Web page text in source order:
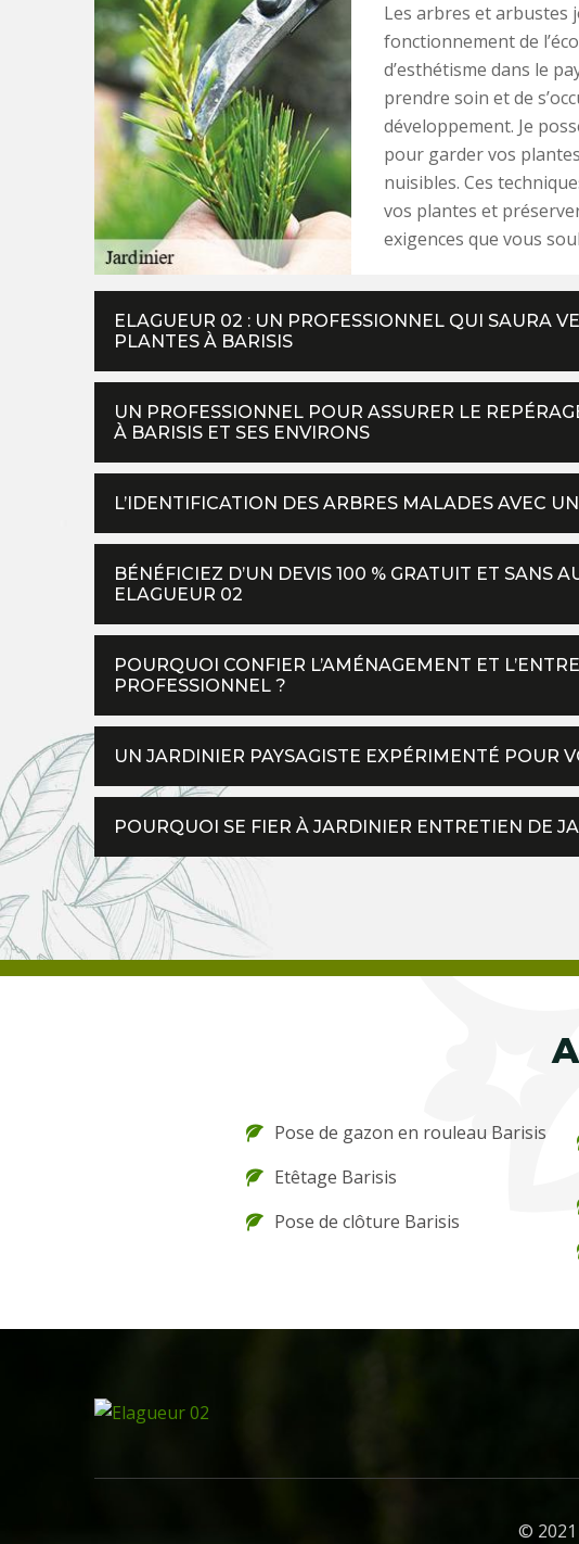
Les arbres et arbustes
fonctionnement de
d’esthétisme dans le
prendre soin et de
développement. Je
pour garder vos
nuisibles. Ces
vos plantes et
exigences que vous
ELAGUEUR 02 : UN PROFESSIONNEL QUI SAURA
PLANTES À BARISIS
UN PROFESSIONNEL POUR ASSURER LE
À BARISIS ET SES ENVIRONS
L’IDENTIFICATION DES ARBRES MALADES AVEC
BÉNÉFICIEZ D’UN DEVIS 100 % GRATUIT ET SANS
ELAGUEUR 02
POURQUOI CONFIER L’AMÉNAGEMENT ET
PROFESSIONNEL ?
UN JARDINIER PAYSAGISTE EXPÉRIMENTÉ POUR
POURQUOI SE FIER À JARDINIER ENTRETIEN DE
Pose de gazon en rouleau Barisis
Etêtage Barisis
Pose de clôture Barisis
©